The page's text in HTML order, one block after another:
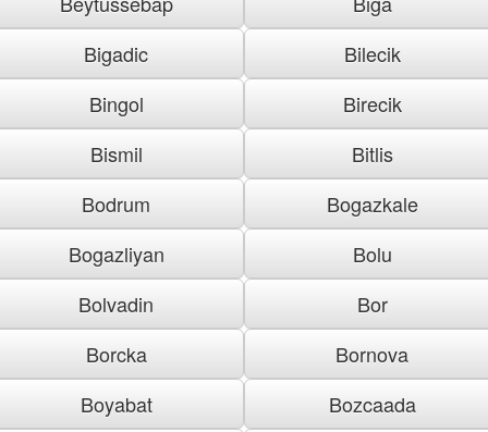
Bigadic
Bilecik
Bingol
Birecik
Bismil
Bitlis
Bodrum
Bogazkale
Bogazliyan
Bolu
Bolvadin
Bor
Borcka
Bornova
Boyabat
Bozcaada